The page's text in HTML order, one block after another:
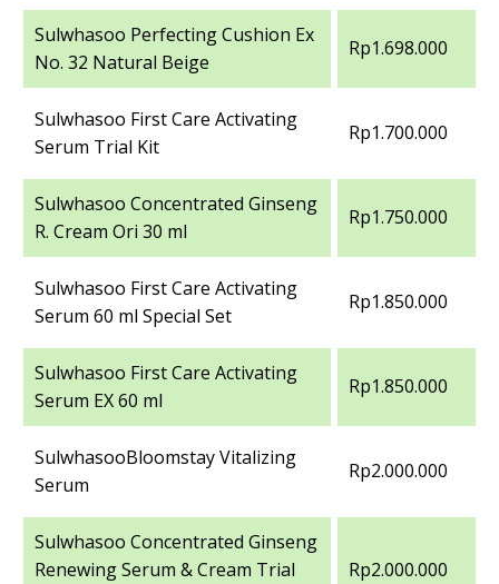
Sulwhasoo Perfecting Cushion Ex
No. 32 Natural Beige
Rp1.698.000
Sulwhasoo First Care Activating
Serum Trial Kit
Rp1.700.000
Sulwhasoo Concentrated Ginseng
R. Cream Ori 30 ml
Rp1.750.000
Sulwhasoo First Care Activating
Serum 60 ml Special Set
Rp1.850.000
Sulwhasoo First Care Activating
Serum EX 60 ml
Rp1.850.000
SulwhasooBloomstay Vitalizing
Serum
Rp2.000.000
Sulwhasoo Concentrated Ginseng
Renewing Serum & Cream Trial
Rp2.000.000